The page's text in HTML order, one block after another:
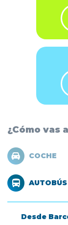
¿Cómo vas
COCHE
AUTOBÚS
Desde